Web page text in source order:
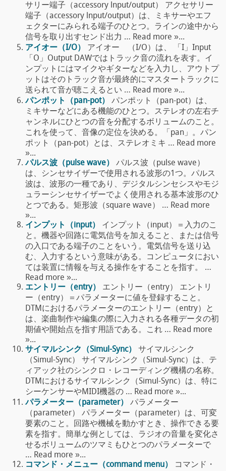
サリー端子（accessory lnput/output） アクセサリー
端子（accessory lnput/output）は、ミキサーやエフ
ェクターにみられる端子のひとつ。ラインの途中から
信号を取り出すセンド出力 … Read more »...
アイオー（I/O）
アイオー （I/O）は、 「I」Input
「O」Output DAWではトラック音の流れを表す。イ
ンプットにはマイクやギターなどを入力し、アウトプ
ットはそのトラック音が最終的にマスタートラックに
送られて音が聴こえるとい … Read more »...
パンポット（pan-pot）
パンポット（pan-pot）は、
ミキサーなどにある機能のひとつ。ステレオの左右チ
ャンネルにひとつの音を分配するボリュームのこと。
これを使って、音像の定位を決める。「pan」。パン
ポット（pan-pot）とは、ステレオミキ … Read more
»...
パルス波（pulse wave）
パルス波（pulse wave）
は、シンセサイザーで使用される波形の1つ。パルス
波は、波形の一種であり、デジタルシンセシスやモジ
ュラーシンセサイザーでよく使用される基本波形のひ
とつである。矩形波（square wave） … Read more
»...
インプット（input）
インプット（input）＝入力のこ
と。機器や回路に電気信号を加えること、または信号
の入口である端子のことをいう。電気信号を送り込
む、入力するという意味がある。コンピュータにおい
ては装置に情報を与える操作をすることを指す。 …
Read more »...
エントリー（entry）
エントリー（entry） エントリ
ー（entry）＝パラメーターに値を登録すること。
DTMにおけるパラメーターのエントリー（entry）と
は、楽曲制作や編集の際に入力される各種データの初
期値や開始点を指す用語である。これ … Read more
»...
サイマルシンク（Simul-Sync）
サイマルシンク
（Simul-Sync） サイマルシンク（Simul-Sync）は、テ
ィアック社のシンクロ・レコーディング機構の名称。
DTMにおけるサイマルシンク（Simul-Sync）は、特に
シーケンサーやMIDI機器の … Read more »...
パラメーター（parameter）
パラメーター
（parameter） パラメーター（parameter）は、可変
要素のこと。回路や機械を動かすとき、操作できる要
素を指す。簡単な例としては、ラジオの音量を変化さ
せるボリュームのツマミもひとつのパラメーターで
… Read more »...
コマンド・メニュー（command menu）
コマンド・